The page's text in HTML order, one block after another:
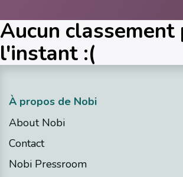
Aucun classement
l'instant :(
À propos de Nobi
About Nobi
Contact
Nobi Pressroom